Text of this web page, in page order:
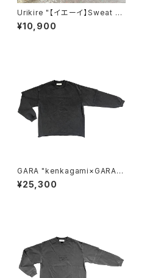
Urikire "【イエーイ】Sweat ho
odie"
¥10,900
GARA "kenkagami×GARA L
AYER SLEEVE T-SHIRT"(BL
ACK×BLACK)
¥25,300